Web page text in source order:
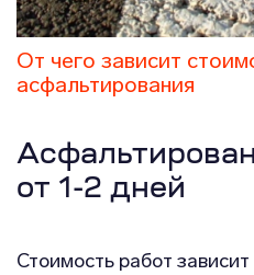
От чего зависит
асфальтирования
от 1-2 дней
Стоимость работ